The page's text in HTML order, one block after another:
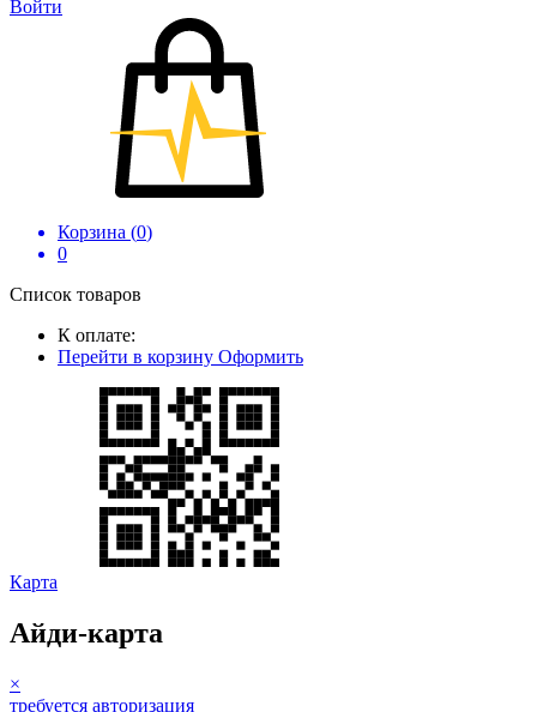
Войти
Корзина (0)
0
Список товаров
К оплате:
Перейти в корзину Оформить
Карта
Айди-карта
×
требуется авторизация